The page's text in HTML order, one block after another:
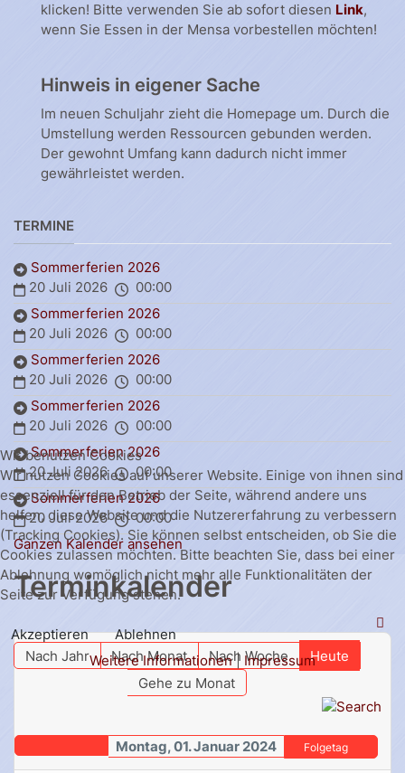
klicken! Bitte verwenden Sie ab sofort diesen Link,
wenn Sie Essen in der Mensa vorbestellen möchten!
Hinweis in eigener Sache
Im neuen Schuljahr zieht die Homepage um. Durch die
Umstellung werden Ressourcen gebunden werden.
Der gewohnt Umfang kann dadurch nicht immer
gewährleistet werden.
TERMINE
Sommerferien 2026
20 Juli 2026
00:00
Sommerferien 2026
20 Juli 2026
00:00
Sommerferien 2026
20 Juli 2026
00:00
Sommerferien 2026
20 Juli 2026
00:00
Sommerferien 2026
20 Juli 2026
00:00
Sommerferien 2026
20 Juli 2026
00:00
Ganzen Kalender ansehen
Terminkalender
Nach Jahr Nach Monat Nach Woche
Heute
Gehe zu Monat
Montag, 01. Januar 2024 Folgetag
Wir benutzen Cookies
Wir nutzen Cookies auf unserer Website. Einige von ihnen sind
essenziell für den Betrieb der Seite, während andere uns
helfen, diese Website und die Nutzererfahrung zu verbessern
(Tracking Cookies). Sie können selbst entscheiden, ob Sie die
Cookies zulassen möchten. Bitte beachten Sie, dass bei einer
Ablehnung womöglich nicht mehr alle Funktionalitäten der
Seite zur Verfügung stehen.
Akzeptieren
Ablehnen
Weitere Informationen| Impressum